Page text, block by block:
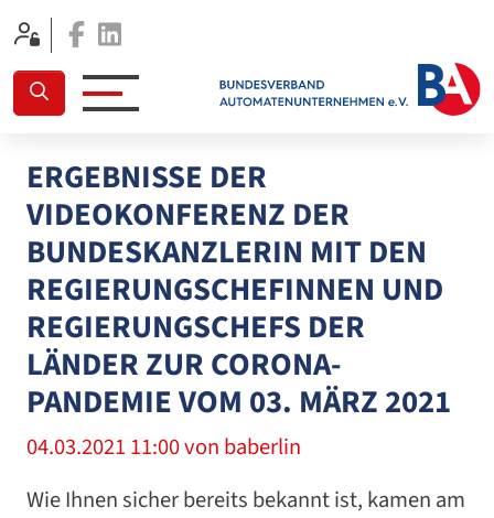
Facebook
ERGEBNISSE DER
VIDEOKONFERENZ DER
BUNDESKANZLERIN MIT DEN
REGIERUNGSCHEFINNEN UND
REGIERUNGSCHEFS DER
LÄNDER ZUR CORONA-
PANDEMIE VOM 03. MÄRZ 2021
04.03.2021 11:00von baberlin
Wie Ihnen sicher bereits bekannt ist, kamen am